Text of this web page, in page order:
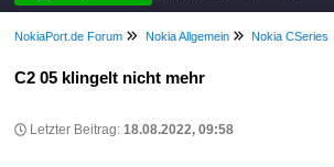
NokiaPort.de Forum Nokia Allgemein Nokia CSeries
C2 05 klingelt nicht mehr
Letzter Beitrag: 18.08.2022, 09:58